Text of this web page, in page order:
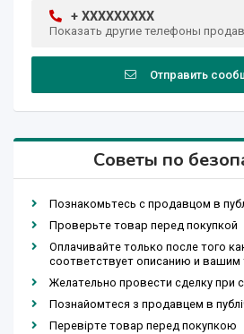
+ XXXXXXXXX
Показать другие телефоны
Отправить
Советы по
Познакомьтесь с продавцом в
Проверьте товар перед покупкой
Оплачивайте только после того
соответствует описанию и вашим
Желательно провести сделку при
Познайомтеся з продавцем в
Перевірте товар перед покупкою